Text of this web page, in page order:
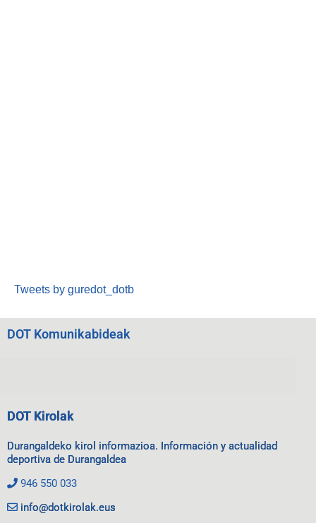
Tweets by guredot_dotb
DOT Komunikabideak
DOT Kirolak
Durangaldeko kirol informazioa. Información y actualidad
deportiva de Durangaldea
946 550 033
info@dotkirolak.eus